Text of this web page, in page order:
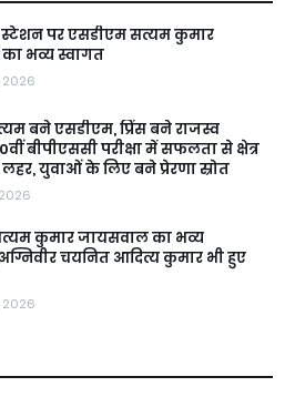
पर एसडीएम सत्यम कुमार
भव्य स्वागत
2026
बने एसडीएम, प्रिंस बने राजस्व
बीपीएससी परीक्षा में सफलता से क्षेत्र
युवाओं के लिए बने प्रेरणा स्रोत
कुमार जायसवाल का भव्य
चयनित आदित्य कुमार भी हुए
2026